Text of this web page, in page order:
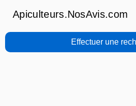
Apiculteurs.NosAvis.com
Effectuer une